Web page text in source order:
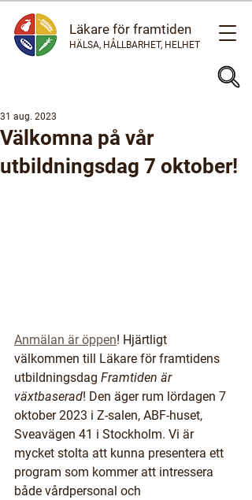
Läkare för framtiden
HÄLSA, HÅLLBARHET, HELHET
Välkomna på vår
utbildningsdag 7 oktober!
31 aug. 2023
Anmälan är öppen! Hjärtligt
välkommen till Läkare för framtidens
utbildningsdag Framtiden är
växtbaserad! Den äger rum lördagen 7
oktober 2023 i Z-salen, ABF-huset,
Sveavägen 41 i Stockholm. Vi är
mycket stolta att kunna presentera ett
program som kommer att intressera
både vårdpersonal och